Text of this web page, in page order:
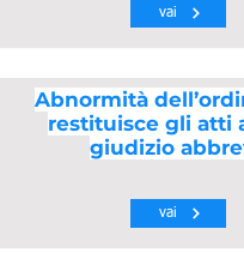
vai
Abnormità
restituisce gli atti
giudizio
vai